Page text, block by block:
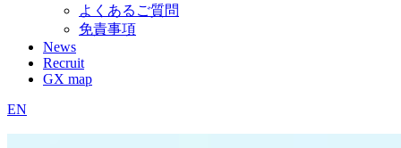
よくあるご質問
免責事項
News
Recruit
GX map
EN